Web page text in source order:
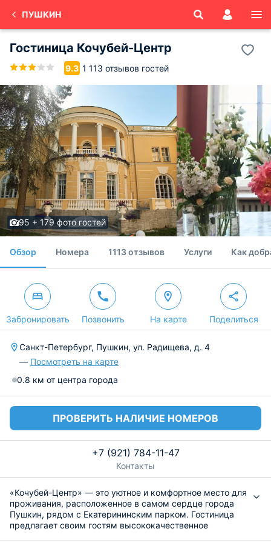
ПУШКИН
Гостиница Кочубей-Центр
9.3 1 113 отзывов гостей
95 + 179 фото гостей
Обзор Номера 1113 отзывов Услуги Как
Забронировать Позвонить На карте Поделиться
Санкт-Петербург, Пушкин, ул. Радищева, д. 4
— Посмотреть на карте
0.8 км от центра города
ПРОВЕРИТЬ НАЛИЧИЕ НОМЕРОВ
+7 (921) 784-11-47
Контакты
«Кочубей-Центр» — это уютное и комфортное место для
проживания, расположенное в самом сердце города
Пушкин, рядом с Екатерининским парком. Гостиница
предлагает своим гостям высококачественное